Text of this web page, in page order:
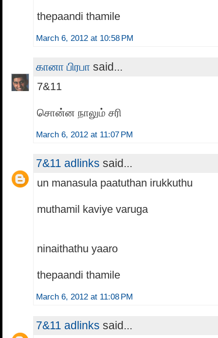
thepaandi thamile
March 6, 2012 at 10:58 PM
கானா பிரபா said...
7&11
சொன்ன நாலும் சரி
March 6, 2012 at 11:07 PM
7&11 adlinks said...
un manasula paatuthan irukkuthu
muthamil kaviye varuga
ninaithathu yaaro
thepaandi thamile
March 6, 2012 at 11:08 PM
7&11 adlinks said...